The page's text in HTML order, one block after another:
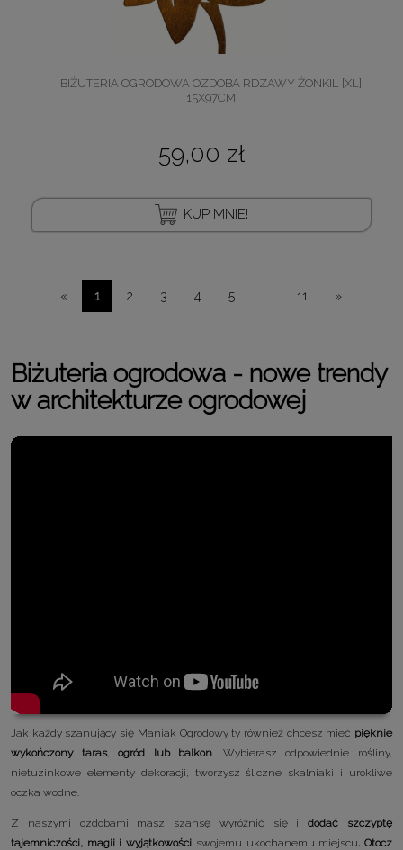
BIŻUTERIA OGRODOWA OZDOBA RDZAWY ŻONKIL [XL]
15X97CM
59,00 zł
KUP MNIE!
« 1 2 3 4 5 11 »
Biżuteria ogrodowa - nowe trendy
w architekturze ogrodowej
Jak każdy szanujący się Maniak Ogrodowy ty również chcesz mieć pięknie
wykończony taras,ogród lub balkon . Wybierasz odpowiednie rośliny,
nietuzinkowe elementy dekoracji, tworzysz śliczne skalniaki i urokliwe
oczka wodne.
Z naszymi ozdobami masz szansę wyróżnić się i
dodać szczyptę
tajemniczości, magii i wyjątkowości swojemu ukochanemu miejscu. Otocz